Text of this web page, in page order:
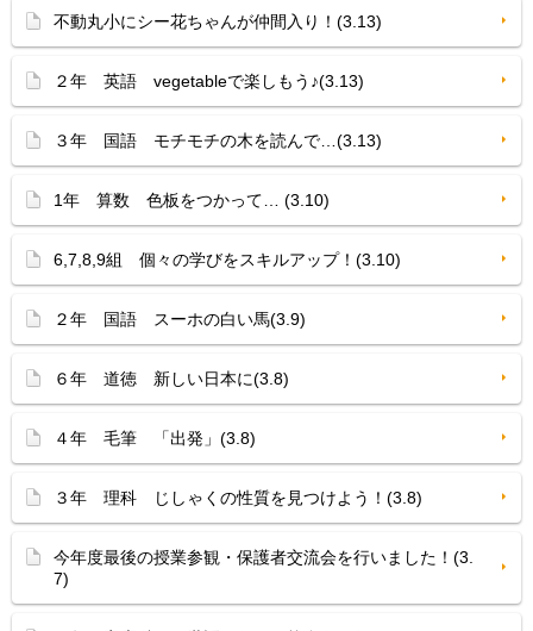
不動丸小にシー花ちゃんが仲間入り！(3.13)
２年 英語 vegetableで楽しもう♪(3.13)
３年 国語 モチモチの木を読んで…(3.13)
1年 算数 色板をつかって… (3.10)
6,7,8,9組 個々の学びをスキルアップ！(3.10)
２年 国語 スーホの白い馬(3.9)
６年 道徳 新しい日本に(3.8)
４年 毛筆 「出発」(3.8)
３年 理科 じしゃくの性質を見つけよう！(3.8)
今年度最後の授業参観・保護者交流会を行いました！(3.
7)